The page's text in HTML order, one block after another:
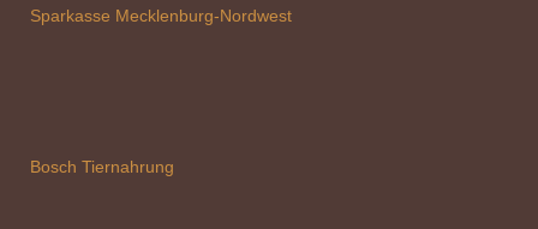
Sparkasse Mecklenburg-Nordwest
Bosch Tiernahrung